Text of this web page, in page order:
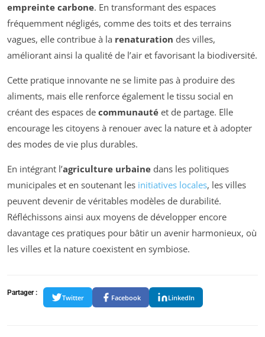
empreinte carbone. En transformant des espaces
fréquemment négligés, comme des toits et des terrains
vagues, elle contribue à la renaturation des villes,
améliorant ainsi la qualité de l’air et favorisant la biodiversité.
Cette pratique innovante ne se limite pas à produire des
aliments, mais elle renforce également le tissu social en
créant des espaces de communauté et de partage. Elle
encourage les citoyens à renouer avec la nature et à adopter
des modes de vie plus durables.
En intégrant l’agriculture urbaine dans les politiques
municipales et en soutenant les initiatives locales, les villes
peuvent devenir de véritables modèles de durabilité.
Réfléchissons ainsi aux moyens de développer encore
davantage ces pratiques pour bâtir un avenir harmonieux, où
les villes et la nature coexistent en symbiose.
Partager :
Twitter Facebook LinkedIn